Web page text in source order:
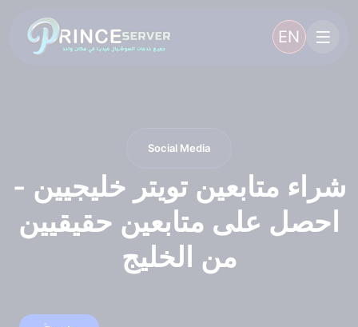
EN
Social Media
شراء متابعين تويتر خليجيين -
احصل على متابعين حقيقيين
من الخليج